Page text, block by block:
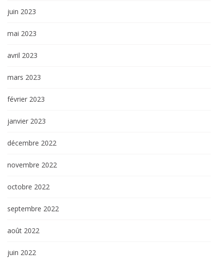
juin 2023
mai 2023
avril 2023
mars 2023
février 2023
janvier 2023
décembre 2022
novembre 2022
octobre 2022
septembre 2022
août 2022
juin 2022